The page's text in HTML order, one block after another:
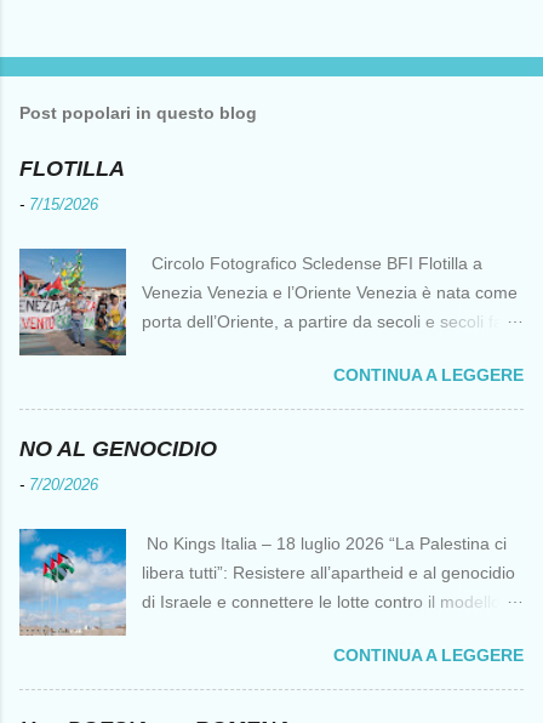
Post popolari in questo blog
FLOTILLA
- 7/15/2026
Circolo Fotografico Scledense BFI Flotilla a
Venezia Venezia e l’Oriente Venezia è nata come
porta dell’Oriente, a partire da secoli e secoli fa ai
di cantierizzazione veneziane divennero preziose
per tutti i crociati diretti a Gerusalemme. Proprio
le crociate fornirono ai veneziani l’occasione per
del Duecento. Dal XIII al XV secolo Venezia
continuò ad avere un ruolo fondamentale nei
rapporti tra l’Europa e l’Oriente, ruolo che si
CONTINUA A LEGGERE
NO AL GENOCIDIO
- 7/20/2026
No Kings Italia – 18 luglio 2026 “La Palestina ci
libera tutti”: Resistere all’apartheid e al genocidio
di Israele e connettere le lotte contro il modello
Bandiere palestinesi presso il Mausoleo di Yasser
Arafat alla Muqata'a La “totale impunità ” di
Israele ha dato inizio a un’“era del diritto del più
CONTINUA A LEGGERE